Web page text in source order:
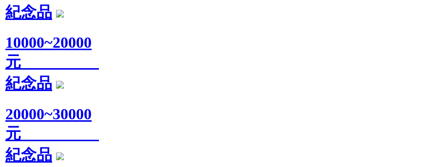
紀念品
10000~20000
元
紀念品
20000~30000
元
紀念品